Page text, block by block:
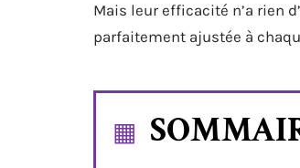
Mais leur efficacité n’a rien
parfaitement ajustée à